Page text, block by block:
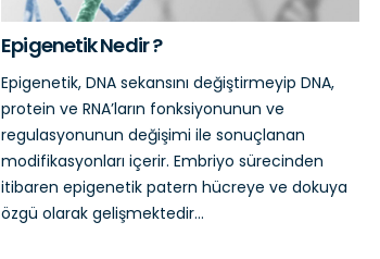
Epigenetik Nedir ?
Epigenetik, DNA sekansını değiştirmeyip DNA,
protein ve RNA’ların fonksiyonunun ve
regulasyonunun değişimi ile sonuçlanan
modifikasyonları içerir. Embriyo sürecinden
itibaren epigenetik patern hücreye ve dokuya
özgü olarak gelişmektedir...